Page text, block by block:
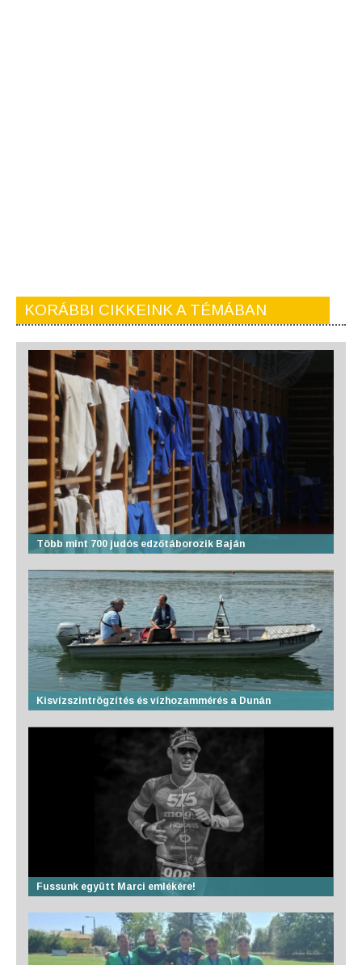
KORÁBBI CIKKEINK A TÉMÁBAN
Több mint 700 judós edzőtáborozik Baján
Kisvízszintrögzítés és vízhozammérés a Dunán
Fussunk együtt Marci emlékére!